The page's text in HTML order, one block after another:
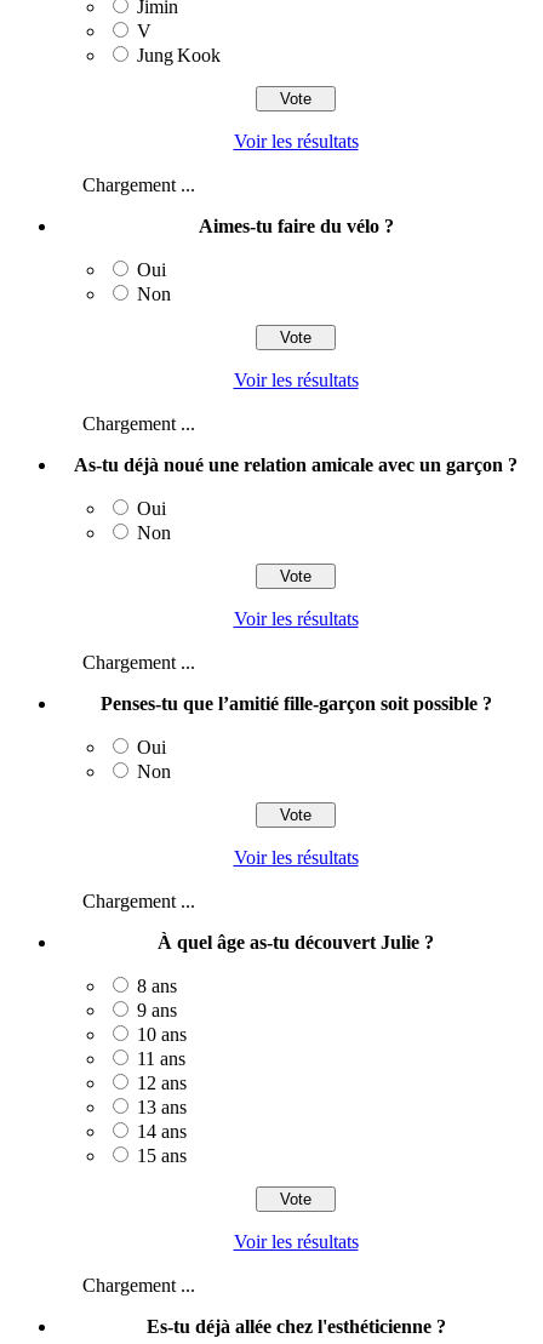
Jimin
V
Jung Kook
Voir les résultats
Chargement ...
Aimes-tu faire du vélo ?
Oui
Non
Voir les résultats
Chargement ...
As-tu déjà noué une relation amicale avec un garçon ?
Oui
Non
Voir les résultats
Chargement ...
Penses-tu que l’amitié fille-garçon soit possible ?
Oui
Non
Voir les résultats
Chargement ...
À quel âge as-tu découvert Julie ?
8 ans
9 ans
10 ans
11 ans
12 ans
13 ans
14 ans
15 ans
Voir les résultats
Chargement ...
Es-tu déjà allée chez l'esthéticienne ?